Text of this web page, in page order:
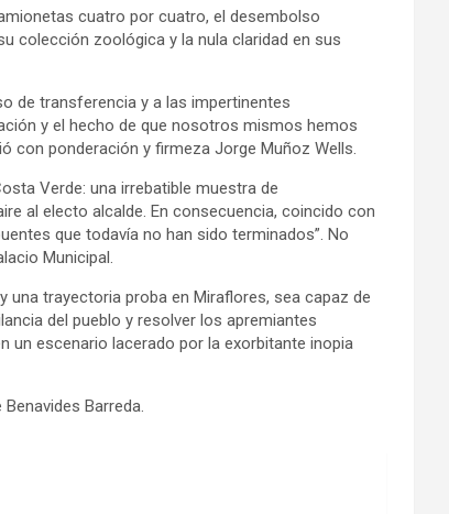
cuatro por cuatro, el desembolso
colección zoológica y la nula claridad en sus
de transferencia y a las impertinentes
y el hecho de que nosotros mismos hemos
con ponderación y firmeza Jorge Muñoz Wells.
Verde: una irrebatible muestra de
al electo alcalde. En consecuencia, coincido con
que todavía no han sido terminados”. No
Municipal.
una trayectoria proba en Miraflores, sea capaz de
del pueblo y resolver los apremiantes
un escenario lacerado por la exorbitante inopia
Barreda.